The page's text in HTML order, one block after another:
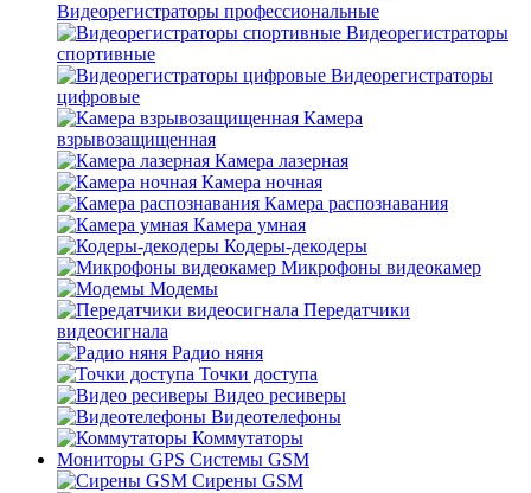
Видеорегистраторы профессиональные
Видеорегистраторы
спортивные
Видеорегистраторы
цифровые
Камера
взрывозащищенная
Камера лазерная
Камера ночная
Камера распознавания
Камера умная
Кодеры-декодеры
Микрофоны видеокамер
Модемы
Передатчики
видеосигнала
Радио няня
Точки доступа
Видео ресиверы
Видеотелефоны
Коммутаторы
Мониторы GPS Системы GSM
Сирены GSM